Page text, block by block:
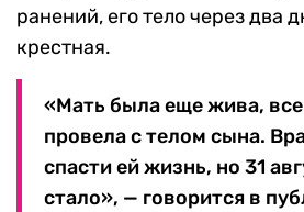
ранений, его тело через два
крестная.
«Мать была еще жива,
провела с телом сына.
спасти ей жизнь, но 31
стало», — говорится в